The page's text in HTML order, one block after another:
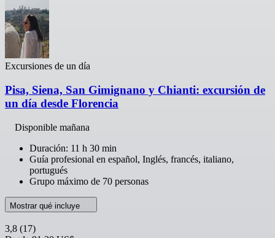
Excursiones de un día
Pisa, Siena, San Gimignano y Chianti: excursión de
un día desde Florencia
Disponible mañana
Duración: 11 h 30 min
Guía profesional en español, Inglés, francés, italiano,
portugués
Grupo máximo de 70 personas
Mostrar qué incluye
3,8 (17)